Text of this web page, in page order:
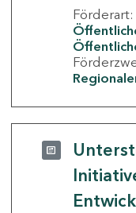
Förderart: